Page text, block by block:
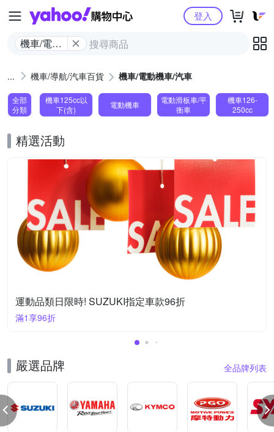
Yahoo購物中心
機車/電動
登入
機車/導航/汽車百貨 機車/電動機車/汽車
全部
分類
機車125cc以
下(含)
電動機車
電動滑板車/平
衡車
機車126-
250cc
精選活動
運動品類日限時! SUZUKI指定車款96折
滿1享96折
嚴選品牌 全品牌列表